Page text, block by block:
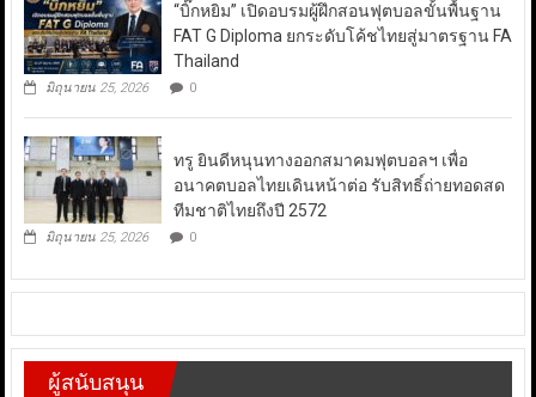
“บิ๊กหยิม” เปิดอบรมผู้ฝึกสอนฟุตบอลขั้นพื้นฐาน
FAT G Diploma ยกระดับโค้ชไทยสู่มาตรฐาน FA
Thailand
มิถุนายน 25, 2026 0
ทรู ยินดีหนุนทางออกสมาคมฟุตบอลฯ เพื่อ
อนาคตบอลไทยเดินหน้าต่อ รับสิทธิ์ถ่ายทอดสด
ทีมชาติไทยถึงปี 2572
มิถุนายน 25, 2026 0
ผู้สนับสนุน